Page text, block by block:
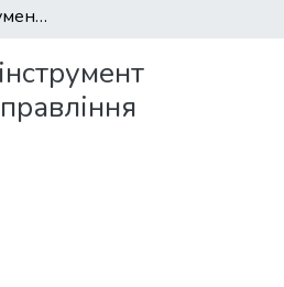
Контролінг як інструмент ефективного управління запасами